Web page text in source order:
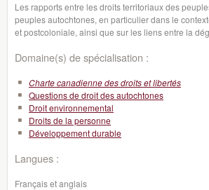
Les rapports entre les droits territoriaux des
peuples autochtones, en particulier dans le
et postcoloniale, ainsi que sur les liens entre la
Domaine(s) de spécialisation :
Charte canadienne des droits et libertés
Questions de droit des autochtones
Droit environnemental
Droits de la personne
Développement durable
Langues :
Français et anglais